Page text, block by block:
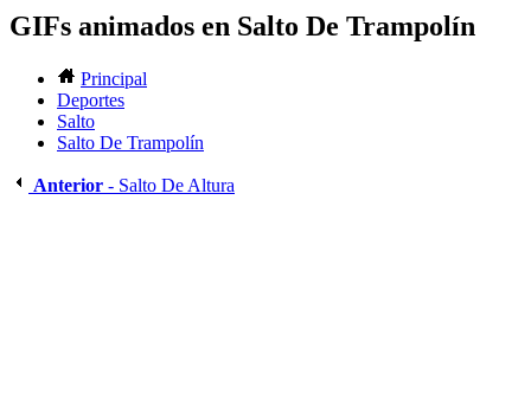
GIFs animados en Salto De Trampolín
Principal
Deportes
Salto
Salto De Trampolín
Anterior - Salto De Altura